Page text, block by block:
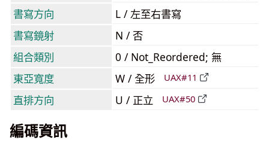
書寫方向
L / 左至右書寫
書寫鏡射
N / 否
組合類別
0 / Not_Reordered; 無
東亞寬度
W / 全形 UAX#11
直排方向 U / 正立 UAX#50
編碼資訊